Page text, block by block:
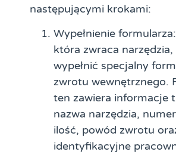
następującymi krokami:
Wypełnienie
która zwraca
wypełnić specjalny
zwrotu wewnętrznego.
ten zawiera informacje
nazwa narzędzia,
ilość, powód zwrotu
identyfikacyjne